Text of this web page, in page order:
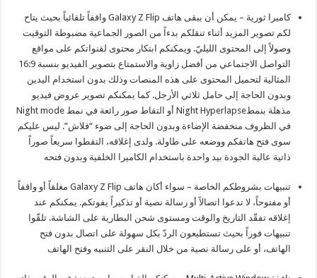
كاميرا ثورية– يمكن أن يبقى هاتف Galaxy Z Flipواقفاً تلقائياً بحيث يتاح
لكم تصوير المزيد أثناء تنقلكم بدءاً من الصور الجماعية مضبوطة التوقيت
وصولاً إلى المحتوى الليليّ. ويمكنكم ابتكار محتوى لقنواتكم على مواقع
التواصل الاجتماعي من أفضل زاوية والاستمتاع بتصوير الفيديو بنسبة 16:9
المثالية لتحميل المحتوى على هذه المنصات وذلك بدون استخدام اليدين
وبدون الحاجة إلى حامل ثلاثي الأرجل. كما يمكنكم تصوير عروض فيديو
مذهلة بنمط
Night Hyperlapse أو التقاط صور رائعة في نمط Night mode
في الظروف منخفضة الإضاءة وبدون الحاجة إلى ضوء “فلاش”. ليس عليكم
سوى فتح هاتفكم ووضعه على طاولة. ولدى إغلاقه، التقطوا سريعاً صوراً
ذاتية عالية الجودة بيد واحدة باستخدام الكاميرا الخلفية وبدون فتحه
تنبيهات بشروطكم الخاصة– سواء أكان هاتف Galaxy Z Flipمغلقاً أو واقفاً
أو مفتوحاً، لا تدعوا اتصالاً أو رسالة نصية أو تذكيراً يفوتكم. يمكنكم عند
إغلاقه تفقّد التاريخ والوقت ومستوى شحن البطارية على الشاشة. تلقّوا
تنبيهات فوراً بحيث تستطيعون الردّ بكل سهولة على اتصال بدون فتح
الهاتف، أو على رسالة نصية من خلال النقر على التنبيه وفتح الهاتف